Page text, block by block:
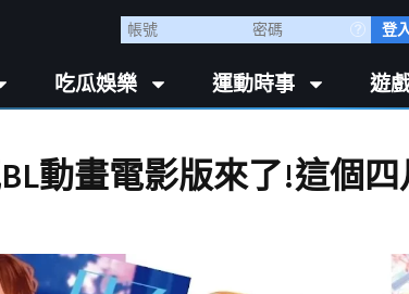
登
吃瓜娛樂 運動時事 遊
動畫電影版來了!這個四